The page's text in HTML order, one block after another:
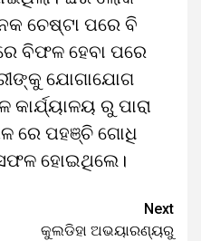
ଚେଷ୍ଟା ପରେ ବି
ବିଫଳ ହେବା ପରେ
ଯୋଗାଯୋଗ
ରୁ ପାରା
ରେ ପହଞ୍ଚି ଗୋଧି
ହୋଇଥିଲେ।
Next
କୁଲଡିହା ଅଭୟାରଣ୍ୟରୁ